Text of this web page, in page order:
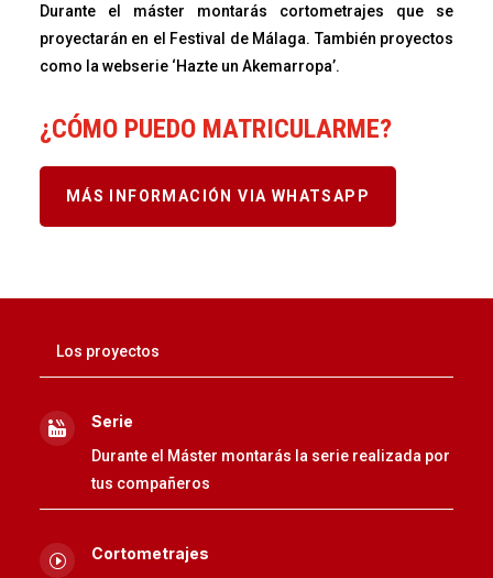
Durante el máster montarás cortometrajes que se
proyectarán en el Festival de Málaga. También proyectos
como la webserie ‘Hazte un Akemarropa’.
¿CÓMO PUEDO MATRICULARME?
MÁS INFORMACIÓN VIA WHATSAPP
Los proyectos
 Serie
Durante el Máster montarás la serie realizada por
tus compañeros
I Cortometrajes